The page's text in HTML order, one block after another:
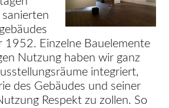
1952. Einzelne Bauelemente
Nutzung haben wir ganz
integriert,
des Gebäudes und seiner
Respekt zu zollen. So